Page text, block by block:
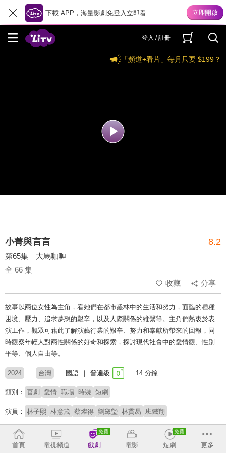
下載 APP，海量影劇免登入立即看
登入 / 註冊
「頻道+看片」每月只要 $199？
小菁與言言 8.2
第65集 大馬咖喱
全 66 集
收藏
分享
故事以兩位女性為主角，看她們在都市叢林中的生活和努力，面臨的種種
困境、壓力、追求夢想的艱辛，以及人際關係的維繫等。主角們熱衷於表
演工作，觀眾可藉此了解演藝行業的艱辛、努力和奉獻所帶來的回報，同
時觀察年輕人對兩性關係的好奇和探索，探討現代社會中的愛情觀、性別
平等、個人自由等。
2024 台灣 國語 普遍級 14 分鐘
類別： 喜劇 愛情 職場 時裝 短劇
演員： 林子熙 林意箴 蔡燦得 劉黛瑩 林貫易 班鐵翔
導演： 曾培善 練健輝
首頁 電視頻道 戲劇 電影 短劇 更多